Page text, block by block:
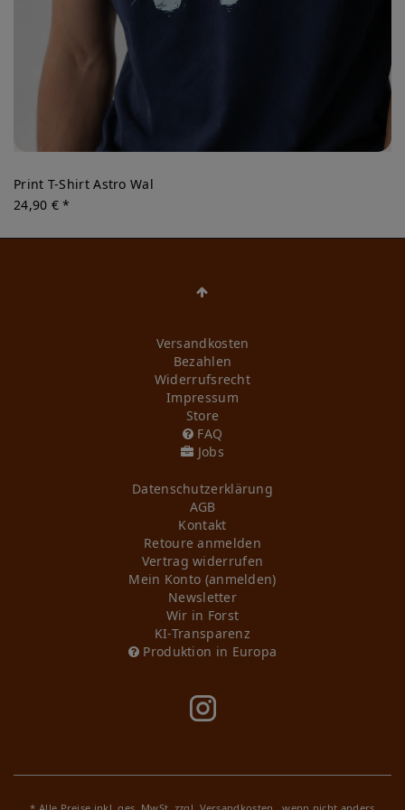
Print T-Shirt Astro Wal
24,90 € *
Versandkosten
Bezahlen
Widerrufs­recht
Impressum
Store
FAQ
Jobs
Daten­schutz­erklärung
AGB
Kontakt
Retoure anmelden
Vertrag widerrufen
Mein Konto (anmelden)
Newsletter
Wir in Forst
KI-Transparenz
Produktion in Europa